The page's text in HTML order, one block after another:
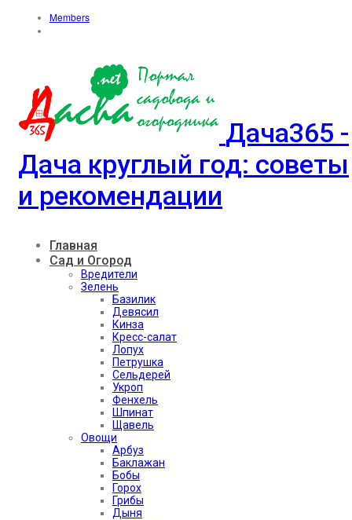
Members
Дача365 -
Дача круглый год: советы
и рекомендации
Главная
Сад и Огород
Вредители
Зелень
Базилик
Девясил
Кинза
Кресс-салат
Лопух
Петрушка
Сельдерей
Укроп
Фенхель
Шпинат
Щавель
Овощи
Арбуз
Баклажан
Бобы
Горох
Грибы
Дыня